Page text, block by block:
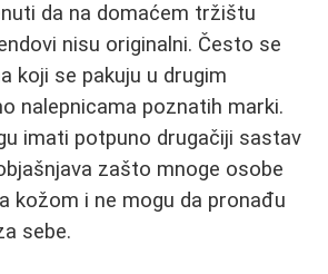
da na domaćem tržištu
nisu originalni. Često se
koji se pakuju u drugim
nalepnicama poznatih marki.
imati potpuno drugačiji sastav
zašto mnoge osobe
kožom i ne mogu da pronađu
sebe.